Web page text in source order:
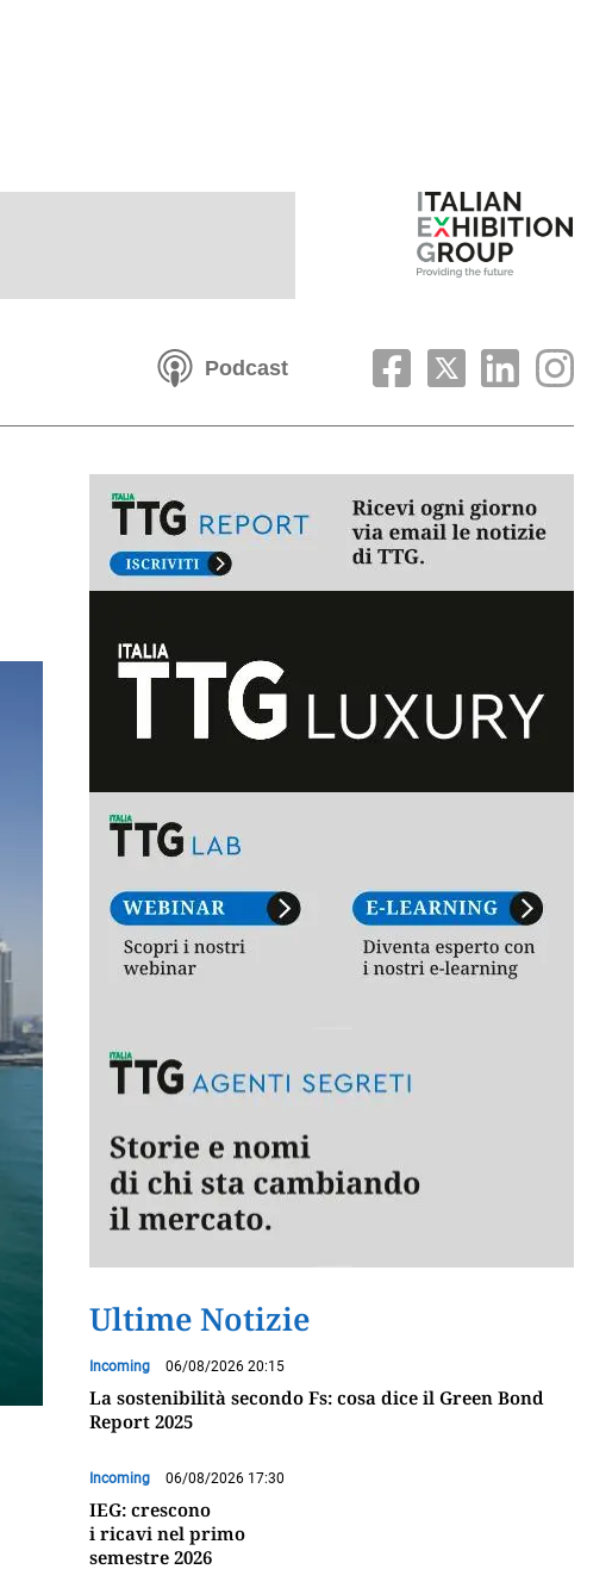
Podcast
Ultime Notizie
Incoming 06/08/2026 20:15
La sostenibilità secondo Fs: cosa dice il Green Bond
Report 2025
Incoming 06/08/2026 17:30
IEG: crescono
i ricavi nel primo
semestre 2026